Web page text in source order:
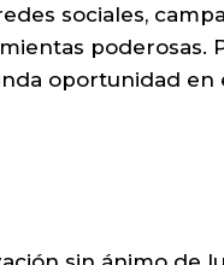
sociales,
poderosas.
oportunidad en